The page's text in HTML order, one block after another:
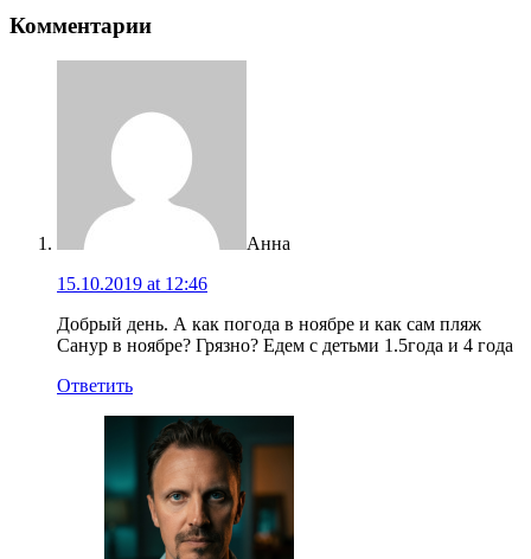
Комментарии
Анна
15.10.2019 at 12:46
Добрый день. А как погода в ноябре и как сам пляж
Санур в ноябре? Грязно? Едем с детьми 1.5года и 4 года
Ответить